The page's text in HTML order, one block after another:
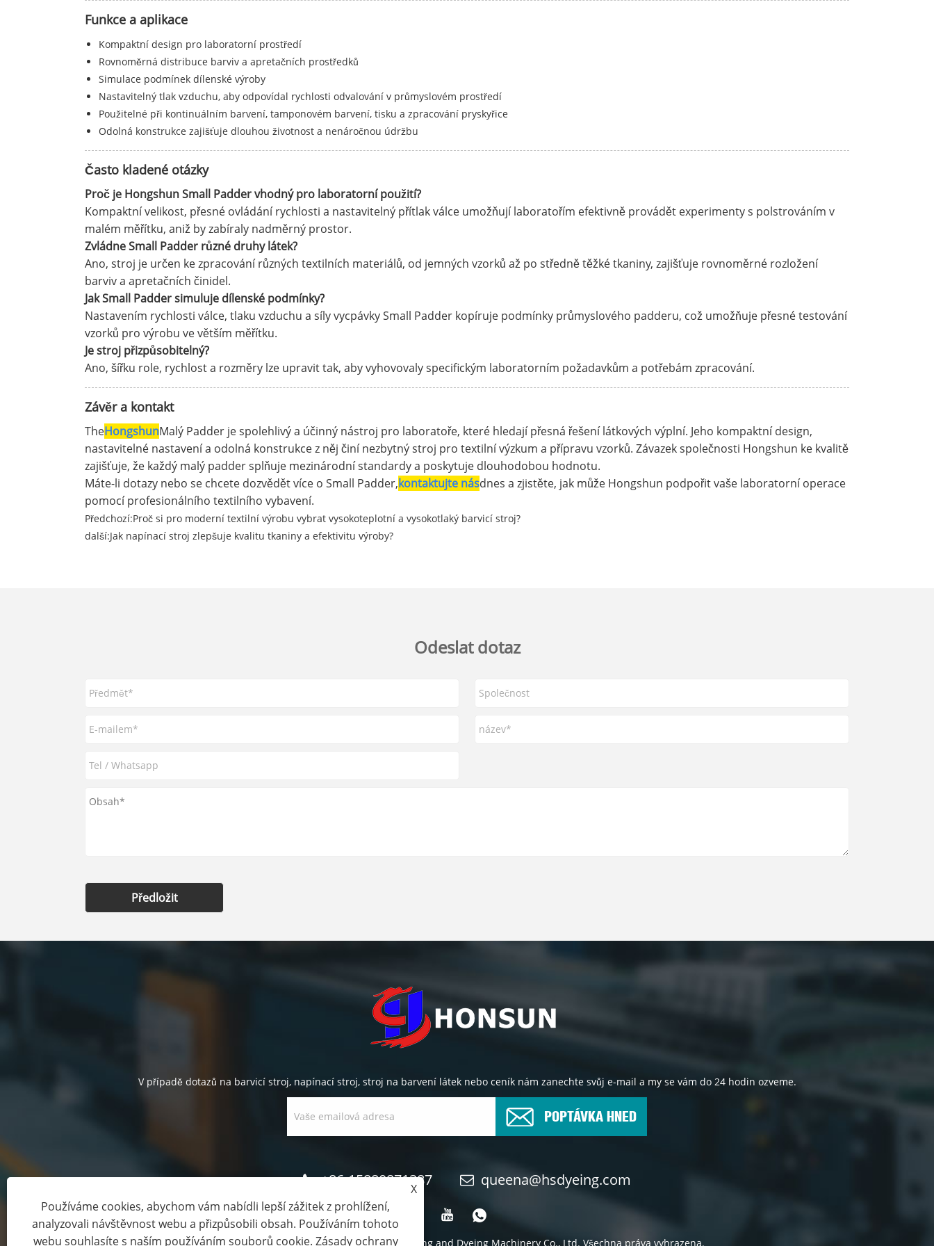
Funkce a aplikace
Kompaktní design pro laboratorní prostředí
Rovnoměrná distribuce barviv a apretačních prostředků
Simulace podmínek dílenské výroby
Nastavitelný tlak vzduchu, aby odpovídal rychlosti odvalování v průmyslovém prostředí
Použitelné při kontinuálním barvení, tamponovém barvení, tisku a zpracování pryskyřice
Odolná konstrukce zajišťuje dlouhou životnost a nenáročnou údržbu
Často kladené otázky
Proč je Hongshun Small Padder vhodný pro laboratorní použití?
Kompaktní velikost, přesné ovládání rychlosti a nastavitelný přítlak válce umožňují laboratořím efektivně provádět experimenty s polstrováním v
malém měřítku, aniž by zabíraly nadměrný prostor.
Zvládne Small Padder různé druhy látek?
Ano, stroj je určen ke zpracování různých textilních materiálů, od jemných vzorků až po středně těžké tkaniny, zajišťuje rovnoměrné rozložení
barviv a apretačních činidel.
Jak Small Padder simuluje dílenské podmínky?
Nastavením rychlosti válce, tlaku vzduchu a síly vycpávky Small Padder kopíruje podmínky průmyslového padderu, což umožňuje přesné testování
vzorků pro výrobu ve větším měřítku.
Je stroj přizpůsobitelný?
Ano, šířku role, rychlost a rozměry lze upravit tak, aby vyhovovaly specifickým laboratorním požadavkům a potřebám zpracování.
Závěr a kontakt
TheHongshunMalý Padder je spolehlivý a účinný nástroj pro laboratoře, které hledají přesná řešení látkových výplní. Jeho kompaktní design,
nastavitelné nastavení a odolná konstrukce z něj činí nezbytný stroj pro textilní výzkum a přípravu vzorků. Závazek společnosti Hongshun ke kvalitě
zajišťuje, že každý malý padder splňuje mezinárodní standardy a poskytuje dlouhodobou hodnotu.
Máte-li dotazy nebo se chcete dozvědět více o Small Padder,kontaktujte násdnes a zjistěte, jak může Hongshun podpořit vaše laboratorní operace
pomocí profesionálního textilního vybavení.
Předchozí:Proč si pro moderní textilní výrobu vybrat vysokoteplotní a vysokotlaký barvicí stroj?
další:Jak napínací stroj zlepšuje kvalitu tkaniny a efektivitu výroby?
Odeslat dotaz
Předložit
V případě dotazů na barvicí stroj, napínací stroj, stroj na barvení látek nebo ceník nám zanechte svůj e-mail a my se vám do 24 hodin ozveme.
POPTÁVKA HNED
+86-15880871387 queena@hsdyeing.com
Copyright © 2024 Shishi Hongshun Printing and Dyeing Machinery Co., Ltd. Všechna práva vyhrazena.
X
Používáme cookies, abychom vám nabídli lepší zážitek z prohlížení,
analyzovali návštěvnost webu a přizpůsobili obsah. Používáním tohoto
webu souhlasíte s naším používáním souborů cookie. Zásady ochrany